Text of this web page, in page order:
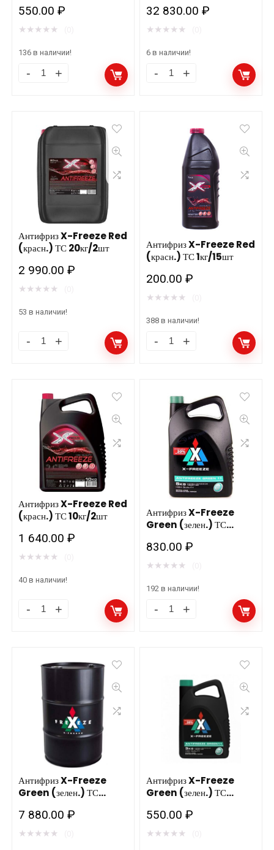
550.00₽
★ ★ ★ ★ ★
Антифриз
(красн.)
3кг/4шт
количество
136 в наличии!
32 830.00₽
★ ★ ★ ★ ★
Антифриз
220кг/205л/1шт
количество
6 в наличии!
Антифриз X-Freeze Red
(красн.) ТС 20кг/2шт
2 990.00₽
★ ★ ★ ★ ★
Антифриз
(красн.)
20кг/2шт
количество
53 в наличии!
Антифриз X-Freeze Red
(красн.) ТС 1кг/15шт
200.00₽
★ ★ ★ ★ ★
Антифриз
(красн.)
1кг/15шт
количество
388 в наличии!
Антифриз X-Freeze Red
(красн.) ТС 10кг/2шт
1 640.00₽
★ ★ ★ ★ ★
Антифриз
(красн.)
10кг/2шт
количество
40 в наличии!
Антифриз X-Freeze
Green (зелен.) ТС
830.00₽
★ ★ ★ ★ ★
Антифриз
количество
192 в наличии!
Антифриз X-Freeze
Green (зелен.) ТС
7 880.00₽
★ ★ ★ ★ ★
Антифриз X-Freeze
Green (зелен.) ТС
550.00₽
★ ★ ★ ★ ★